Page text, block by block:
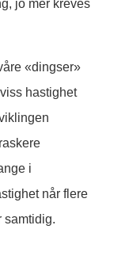
jo mer kreves
«dingser»
hastighet
i
når flere
samtidig.